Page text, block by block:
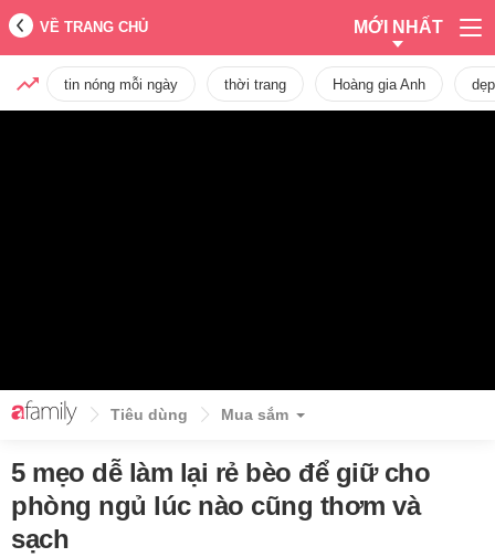
VỀ TRANG CHỦ MỚI NHẤT
tin nóng mỗi ngày thời trang Hoàng gia Anh dẹp
Tiêu dùng Mua sắm
5 mẹo dễ làm lại rẻ bèo để giữ cho
phòng ngủ lúc nào cũng thơm và
sạch